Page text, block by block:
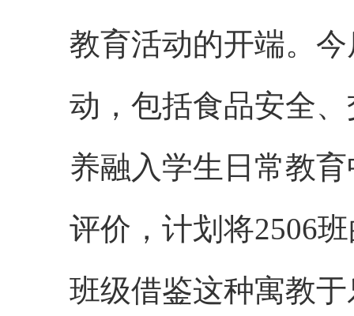
教育活动的开端。
动，包括食品安全
养融入学生日常教
评价，计划将2506
班级借鉴这种寓教